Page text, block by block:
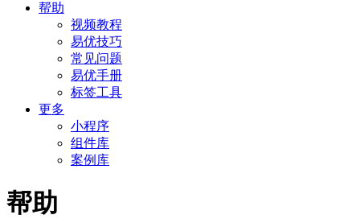
帮助
视频教程
易优技巧
常见问题
易优手册
标签工具
更多
小程序
组件库
案例库
帮助